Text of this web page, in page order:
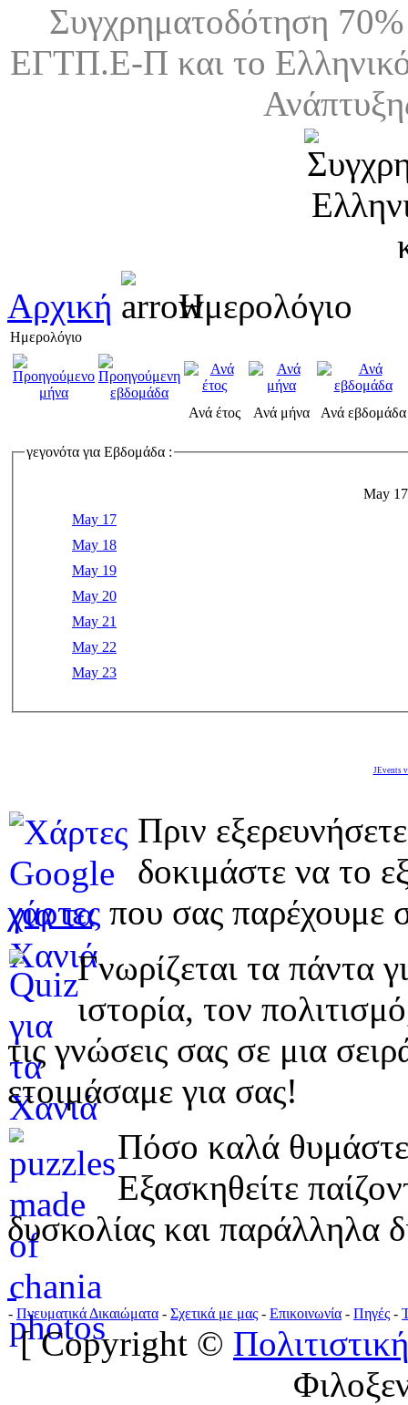
Συγχρηματοδότηση
ΕΓΤΠ.Ε-Π και το
Αρχική Ημερολόγιο
Ημερολόγιο
Ανά έτος Ανά μήνα Ανά εβδομάδα
γεγονότα για Εβδομάδα :
May
May 17
May 18
May 19
May 20
May 21
May 22
May 23
JEvents
Πριν
δοκιμάστε να το
χάρτες που σας παρέχουμε
Γνωρίζεται τα πάντα
ιστορία, τον
τις γνώσεις σας σε μια
ετοιμάσαμε για σας!
Πόσο καλά
Εξασκηθείτε
δυσκολίας και παράλληλα
- Πνευματικά Δικαιώματα - Σχετικά με μας - Επικοινωνία - Πηγές -
[ Copyright ©